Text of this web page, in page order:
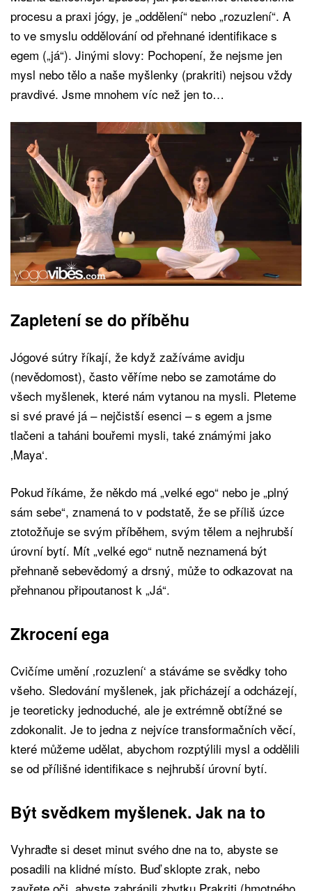
procesu a praxi jógy, je „oddělení“ nebo „rozuzlení“. A
to ve smyslu oddělování od přehnané identifikace s
egem („já“). Jinými slovy: Pochopení, že nejsme jen
mysl nebo tělo a naše myšlenky (prakriti) nejsou vždy
pravdivé. Jsme mnohem víc než jen to…
Zapletení se do příběhu
Jógové sútry říkají, že když zažíváme avidju
(nevědomost), často věříme nebo se zamotáme do
všech myšlenek, které nám vytanou na mysli. Pleteme
si své pravé já – nejčistší esenci – s egem a jsme
tlačeni a taháni bouřemi mysli, také známými jako
‚Maya‘.
Pokud říkáme, že někdo má „velké ego“ nebo je „plný
sám sebe“, znamená to v podstatě, že se příliš úzce
ztotožňuje se svým příběhem, svým tělem a nejhrubší
úrovní bytí. Mít „velké ego“ nutně neznamená být
přehnaně sebevědomý a drsný, může to odkazovat na
přehnanou připoutanost k „Já“.
Zkrocení ega
Cvičíme umění ‚rozuzlení‘ a stáváme se svědky toho
všeho. Sledování myšlenek, jak přicházejí a odcházejí,
je teoreticky jednoduché, ale je extrémně obtížné se
zdokonalit. Je to jedna z nejvíce transformačních věcí,
které můžeme udělat, abychom rozptýlili mysl a oddělili
se od přílišné identifikace s nejhrubší úrovní bytí.
Být svědkem myšlenek. Jak na to
Vyhraďte si deset minut svého dne na to, abyste se
posadili na klidné místo. Buď sklopte zrak, nebo